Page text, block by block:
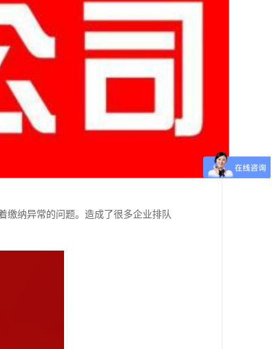
缴纳异常的问题。造成了很多企业排队